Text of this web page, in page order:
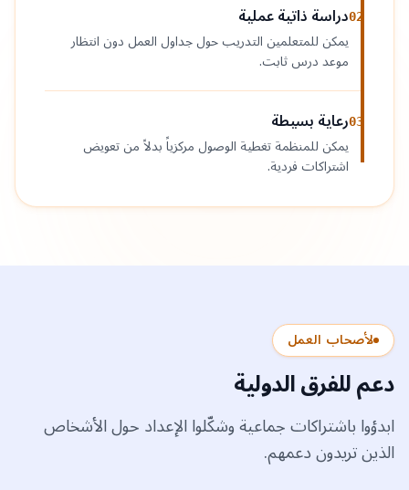
02دراسة ذاتية عملية
يمكن للمتعلمين التدريب حول جداول العمل دون انتظار
موعد درس ثابت.
03رعاية بسيطة
يمكن للمنظمة تغطية الوصول مركزياً بدلاً من تعويض
اشتراكات فردية.
لأصحاب العمل
دعم للفرق الدولية
ابدؤوا باشتراكات جماعية وشكّلوا الإعداد حول الأشخاص
الذين تريدون دعمهم.